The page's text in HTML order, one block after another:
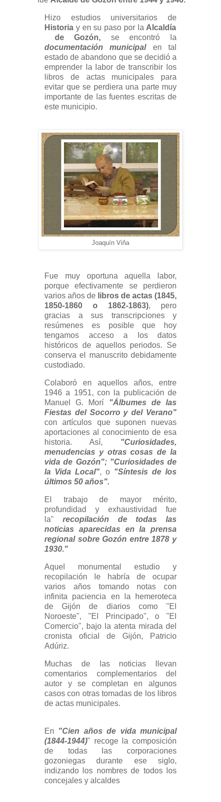
Hizo estudios universitarios de
Historia y en su paso por la Alcaldía
de Gozón, se encontró la
documentación municipal en tal
estado de abandono que se decidió a
emprender la labor de transcribir los
libros de actas municipales para
evitar que se perdiera una parte muy
importante de las fuentes escritas de
este municipio.
Joaquín Viña
Fue muy oportuna aquella labor,
porque efectivamente se perdieron
varios años de libros de actas (1845,
1850-1860 o 1862-1863), pero
gracias a sus transcripciones y
resúmenes es posible que hoy
tengamos acceso a los datos
históricos de aquellos periodos. Se
conserva el manuscrito debidamente
custodiado.
Colaboró en aquellos años, entre
1946 a 1951, con la publicación de
Manuel G. Morí "Álbumes de las
Fiestas del Socorro y del Verano"
con artículos que suponen nuevas
aportaciones al conocimiento de esa
historia. Así, "Curiosidades,
menudencias y otras cosas de la
vida de Gozón"; "Curiosidades de
la Vida Local", o "Síntesis de los
últimos 50 años".
El trabajo de mayor mérito,
profundidad y exhaustividad fue
la" recopilación de todas las
noticias aparecidas en la prensa
regional sobre Gozón entre 1878 y
1930."
Aquel monumental estudio y
recopilación le habría de ocupar
varios años tomando notas con
infinita paciencia en la hemeroteca
de Gijón de diarios como "El
Noroeste", "El Principado", o "El
Comercio", bajo la atenta mirada del
cronista oficial de Gijón, Patricio
Adúriz.
Muchas de las noticias llevan
comentarios complementarios del
autor y se completan en algunos
casos con otras tomadas de los libros
de actas municipales.
En "Cien años de vida municipal
(1844-1944)" recoge la composición
de todas las corporaciones
gozoniegas durante ese siglo,
indizando los nombres de todos los
concejales y alcaldes